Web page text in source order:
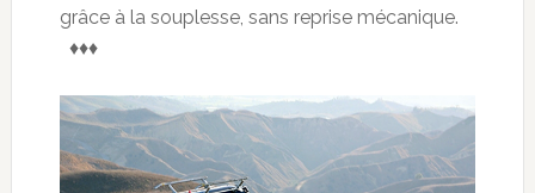
grâce à la souplesse, sans reprise mécanique.
♦♦♦